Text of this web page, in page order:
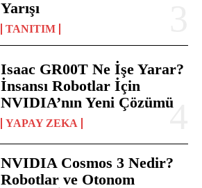
Yarışı
TANITIM
Isaac GR00T Ne İşe Yarar?
İnsansı Robotlar İçin
NVIDIA’nın Yeni Çözümü
YAPAY ZEKA
NVIDIA Cosmos 3 Nedir?
Robotlar ve Otonom